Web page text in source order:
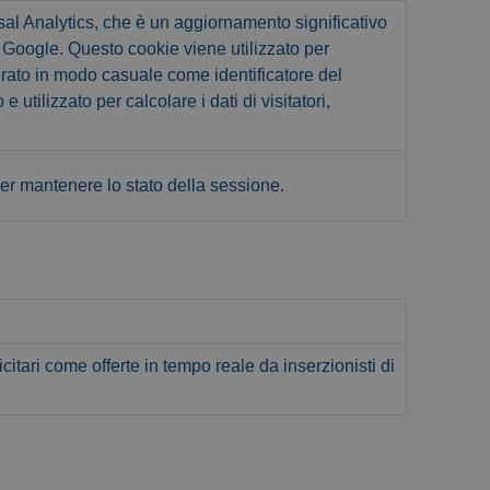
Analytics, che è un aggiornamento significativo
Questo cookie viene utilizzato per
in modo casuale come identificatore del
utilizzato per calcolare i dati di visitatori,
mantenere lo stato della sessione.
come offerte in tempo reale da inserzionisti di